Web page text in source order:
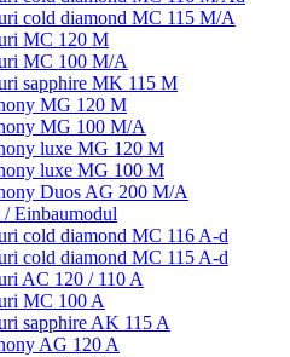
cold diamond MC 115 M/A
MC 120 M
MC 100 M/A
sapphire MK 115 M
MG 120 M
MG 100 M/А
luxe MG 120 M
luxe MG 100 M
Duos AG 200 M/A
Einbaumodul
cold diamond MC 116 A-d
cold diamond MC 115 A-d
AC 120 / 110 A
MC 100 A
sapphire AK 115 A
AG 120 A